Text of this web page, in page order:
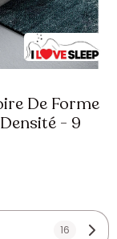
De Forme
- 9
16